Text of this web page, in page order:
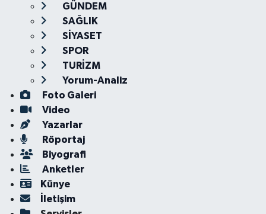
GÜNDEM
SAĞLIK
SİYASET
SPOR
TURİZM
Yorum-Analiz
Foto Galeri
Video
Yazarlar
Röportaj
Biyografi
Anketler
Künye
İletişim